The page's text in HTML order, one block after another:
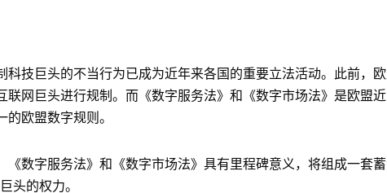
技巨头的不当行为已成为近年来各国的重要立法活动。此前，
联网巨头进行规制。而《数字服务法》和《数字市场法》是欧盟
欧盟数字规则。
字服务法》和《数字市场法》具有里程碑意义，将组成一套蓄
头的权力。